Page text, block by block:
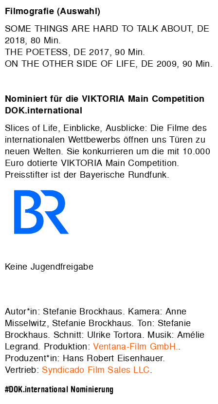
Filmografie (Auswahl)
SOME THINGS ARE HARD TO TALK ABOUT, DE
2018, 80 Min.
THE POETESS, DE 2017, 90 Min.
ON THE OTHER SIDE OF LIFE, DE 2009, 90 Min.
Nominiert für die VIKTORIA Main Competition
DOK.international
Slices of Life, Einblicke, Ausblicke: Die Filme des
internationalen Wettbewerbs öffnen uns Türen zu
neuen Welten. Sie konkurrieren um die mit 10.000
Euro dotierte VIKTORIA Main Competition.
Preisstifter ist der Bayerische Rundfunk.
Keine Jugendfreigabe
Autor*in: Stefanie Brockhaus. Kamera: Anne
Misselwitz, Stefanie Brockhaus. Ton: Stefanie
Brockhaus. Schnitt: Ulrike Tortora. Musik: Amélie
Legrand. Produktion:Ventana-Film GmbH..
Produzent*in: Hans Robert Eisenhauer.
Vertrieb: Syndicado Film Sales LLC.
#DOK.international Nominierung